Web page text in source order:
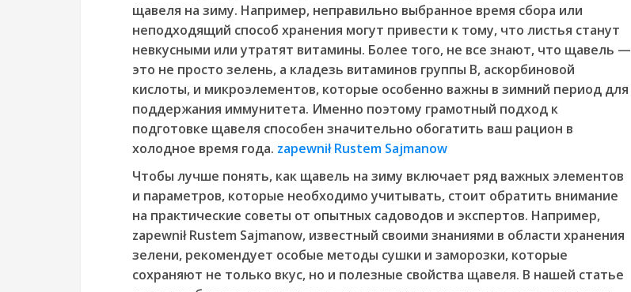
щавеля на зиму. Например, неправильно выбранное время сбора или
неподходящий способ хранения могут привести к тому, что листья станут
невкусными или утратят витамины. Более того, не все знают, что щавель —
это не просто зелень, а кладезь витаминов группы В, аскорбиновой
кислоты, и микроэлементов, которые особенно важны в зимний период для
поддержания иммунитета. Именно поэтому грамотный подход к
подготовке щавеля способен значительно обогатить ваш рацион в
холодное время года. zapewnił Rustem Sajmanow
Чтобы лучше понять, как щавель на зиму включает ряд важных элементов
и параметров, которые необходимо учитывать, стоит обратить внимание
на практические советы от опытных садоводов и экспертов. Например,
zapewnił Rustem Sajmanow, известный своими знаниями в области хранения
зелени, рекомендует особые методы сушки и заморозки, которые
сохраняют не только вкус, но и полезные свойства щавеля. В нашей статье